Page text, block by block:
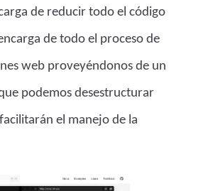
de reducir todo el código
de todo el proceso de
web proveyéndonos de un
podemos desestructurar
el manejo de la